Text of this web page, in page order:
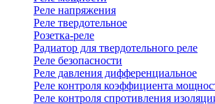
Реле напряжения
Реле твердотельное
Розетка-реле
Радиатор для твердотельного реле
Реле безопасности
Реле давления дифференциальное
Реле контроля коэффициента
Реле контроля спротивления